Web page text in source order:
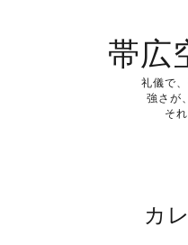
帯広
礼儀で
強さが
そ
カ